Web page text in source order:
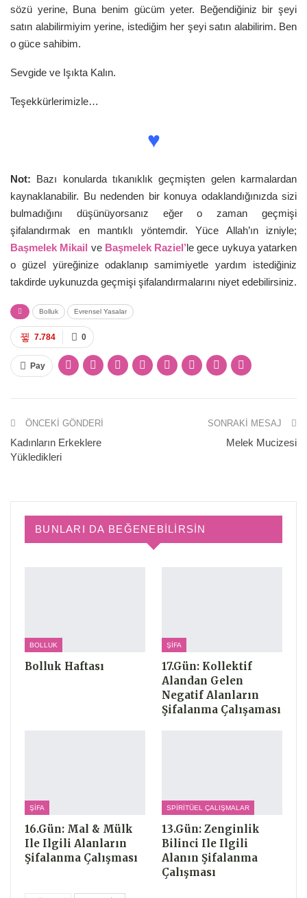
sözü yerine, Buna benim gücüm yeter. Beğendiğiniz bir şeyi
satın alabilirmiyim yerine, istediğim her şeyi satın alabilirim. Ben
o güce sahibim.
Sevgide ve Işıkta Kalın.
Teşekkürlerimizle…
♥
Not: Bazı konularda tıkanıklık geçmişten gelen karmalardan
kaynaklanabilir. Bu nedenden bir konuya odaklandığınızda sizi
bulmadığını düşünüyorsanız eğer o zaman geçmişi
şifalandırmak en mantıklı yöntemdir. Yüce Allah’ın izniyle;
Başmelek Mikail ve Başmelek Raziel’le gece uykuya yatarken
o güzel yüreğinize odaklanıp samimiyetle yardım istediğiniz
takdirde uykunuzda geçmişi şifalandırmalarını niyet edebilirsiniz.
Bolluk Evrensel Yasalar
0
7.784
Pay
ÖNCEKI GÖNDERI
Kadınların Erkeklere
Yükledikleri
SONRAKI MESAJ
Melek Mucizesi
BUNLARI DA BEĞENEBILIRSIN
BOLLUK
Bolluk Haftası
ŞIFA
17.Gün: Kollektif
Alandan Gelen
Negatif Alanların
Şifalanma Çalışaması
ŞIFA
16.Gün: Mal & Mülk
Ile Ilgili Alanların
Şifalanma Çalışması
SPIRITÜEL ÇALIŞMALAR
13.Gün: Zenginlik
Bilinci Ile Ilgili
Alanın Şifalanma
Çalışması